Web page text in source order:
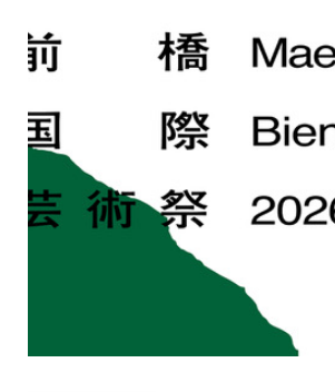
季節の食材の旨みを一口サイズの世界に